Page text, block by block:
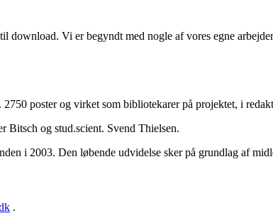
download. Vi er begyndt med nogle af vores egne
2750 poster og virket som bibliotekarer på projektet, i
Bitsch og stud.scient. Svend Thielsen.
i 2003. Den løbende udvidelse sker på grundlag af
.